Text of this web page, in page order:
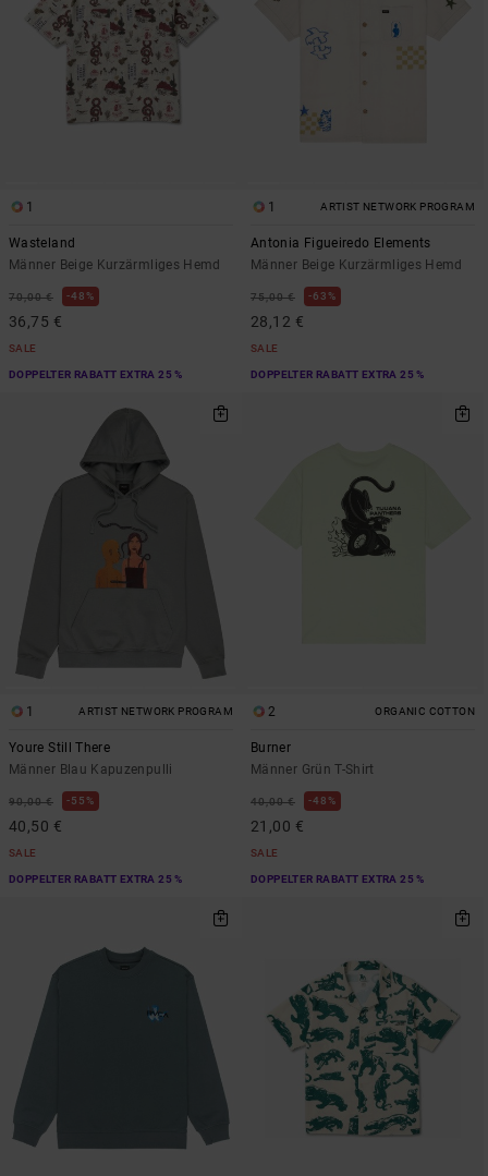
1
Wasteland
Männer Beige Kurzärmliges Hemd
70,00 € 48%
36,75 €
SALE
DOPPELTER RABATT EXTRA 25 %
1 ARTIST NETWORK PROGRAM
Antonia Figueiredo Elements
Männer Beige Kurzärmliges Hemd
75,00 € 63%
28,12 €
SALE
DOPPELTER RABATT EXTRA 25 %
1 ARTIST NETWORK PROGRAM
Youre Still There
Männer Blau Kapuzenpulli
90,00 € 55%
40,50 €
SALE
DOPPELTER RABATT EXTRA 25 %
2 ORGANIC COTTON
Burner
Männer Grün T-Shirt
40,00 € 48%
21,00 €
SALE
DOPPELTER RABATT EXTRA 25 %